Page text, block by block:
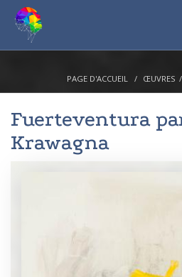
PAGE D'ACCUEIL ŒUVRES
Fuerteventura
Krawagna